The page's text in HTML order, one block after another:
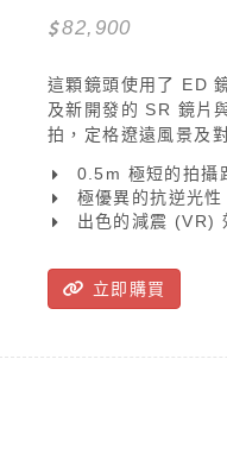
82,900
這顆鏡頭使用了 ED
及新開發的 SR 鏡片
拍，定格遼遠風景及
景，都可善用鏡頭的
片與短片。
0.5m 極短的拍攝
極優異的抗逆光性
出色的減震 (VR)
立即購買